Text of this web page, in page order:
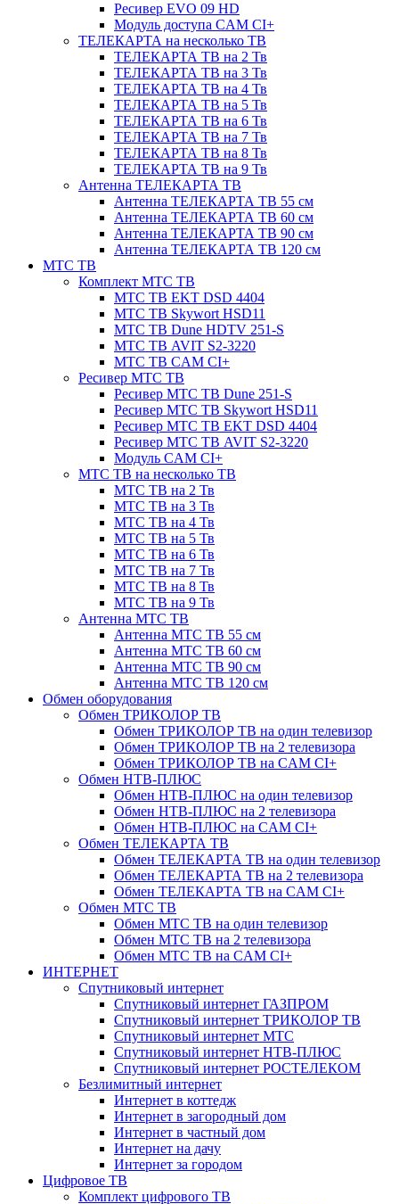
Ресивер EVO 09 HD
Модуль доступа CAM CI+
ТЕЛЕКАРТА на несколько ТВ
ТЕЛЕКАРТА ТВ на 2 Тв
ТЕЛЕКАРТА ТВ на 3 Тв
ТЕЛЕКАРТА ТВ на 4 Тв
ТЕЛЕКАРТА ТВ на 5 Тв
ТЕЛЕКАРТА ТВ на 6 Тв
ТЕЛЕКАРТА ТВ на 7 Тв
ТЕЛЕКАРТА ТВ на 8 Тв
ТЕЛЕКАРТА ТВ на 9 Тв
Антенна ТЕЛЕКАРТА ТВ
Антенна ТЕЛЕКАРТА ТВ 55 см
Антенна ТЕЛЕКАРТА ТВ 60 см
Антенна ТЕЛЕКАРТА ТВ 90 см
Антенна ТЕЛЕКАРТА ТВ 120 см
МТС ТВ
Комплект МТС ТВ
МТС ТВ EKT DSD 4404
МТС ТВ Skywort HSD11
МТС ТВ Dune HDTV 251-S
МТС ТВ AVIT S2-3220
МТС ТВ CAM CI+
Ресивер МТС ТВ
Ресивер МТС ТВ Dune 251-S
Ресивер МТС ТВ Skywort HSD11
Ресивер МТС ТВ EKT DSD 4404
Ресивер МТС ТВ AVIT S2-3220
Модуль CAM CI+
МТС ТВ на несколько ТВ
МТС ТВ на 2 Тв
МТС ТВ на 3 Тв
МТС ТВ на 4 Тв
МТС ТВ на 5 Тв
МТС ТВ на 6 Тв
МТС ТВ на 7 Тв
МТС ТВ на 8 Тв
МТС ТВ на 9 Тв
Антенна МТС ТВ
Антенна МТС ТВ 55 см
Антенна МТС ТВ 60 см
Антенна МТС ТВ 90 см
Антенна МТС ТВ 120 см
Обмен оборудования
Обмен ТРИКОЛОР ТВ
Обмен ТРИКОЛОР ТВ на один телевизор
Обмен ТРИКОЛОР ТВ на 2 телевизора
Обмен ТРИКОЛОР ТВ на CAM CI+
Обмен НТВ-ПЛЮС
Обмен НТВ-ПЛЮС на один телевизор
Обмен НТВ-ПЛЮС на 2 телевизора
Обмен НТВ-ПЛЮС на CAM CI+
Обмен ТЕЛЕКАРТА ТВ
Обмен ТЕЛЕКАРТА ТВ на один телевизор
Обмен ТЕЛЕКАРТА ТВ на 2 телевизора
Обмен ТЕЛЕКАРТА ТВ на CAM CI+
Обмен МТС ТВ
Обмен МТС ТВ на один телевизор
Обмен МТС ТВ на 2 телевизора
Обмен МТС ТВ на CAM CI+
ИНТЕРНЕТ
Спутниковый интернет
Спутниковый интернет ГАЗПРОМ
Спутниковый интернет ТРИКОЛОР ТВ
Спутниковый интернет МТС
Спутниковый интернет НТВ-ПЛЮС
Спутниковый интернет РОСТЕЛЕКОМ
Безлимитный интернет
Интернет в коттедж
Интернет в загородный дом
Интернет в частный дом
Интернет на дачу
Интернет за городом
Цифровое ТВ
Комплект цифрового ТВ